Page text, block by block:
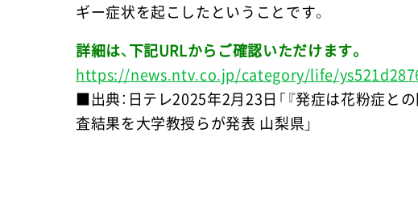
ギー症状を起こしたということです。
詳細は、下記URLからご確認いただけます。
https://news.ntv.co.jp/category/life/
■出典：日テレ2025年2月23日「『発症は花粉症と
査結果を大学教授らが発表 山梨県」